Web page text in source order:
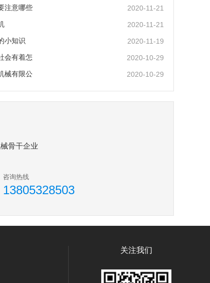
注意哪些 2020-11-21
2020-11-21
小知识 2020-11-19
会有着怎 2020-10-29
械有限公 2020-10-29
骨干企业
咨询热线
13805328503
关注我们